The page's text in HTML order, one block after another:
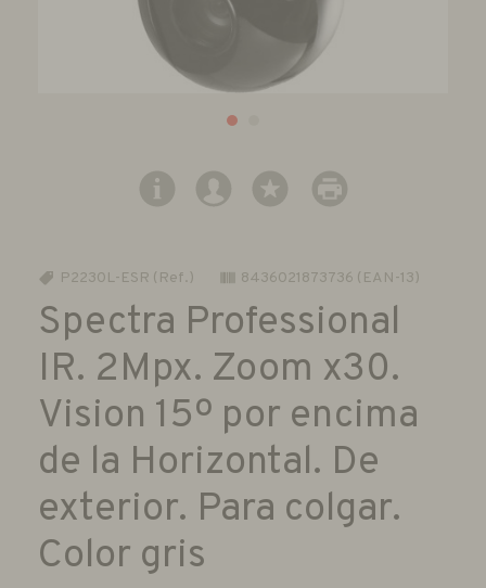
P2230L-ESR (Ref.) 8436021873736 (EAN-13)
Spectra Professional
IR. 2Mpx. Zoom x30.
Vision 15º por encima
de la Horizontal. De
exterior. Para colgar.
Color gris